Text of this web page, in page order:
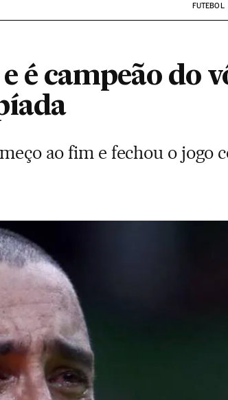
FUTEBOL
é campeão do
ao fim e fechou o jogo